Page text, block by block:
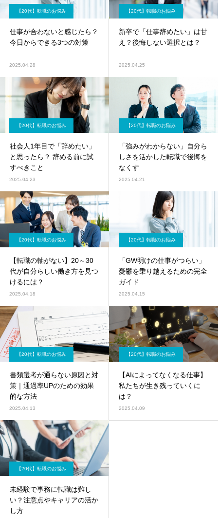
【20代】転職のお悩み
仕事が合わないと感じたら？
今日からできる3つの対策
2025.04.28
【20代】転職のお悩み
新卒で「仕事辞めたい」は甘
え？後悔しない選択とは？
2025.04.25
【20代】転職のお悩み
社会人1年目で「辞めたい」
と思ったら？ 辞める前に試
すべきこと
2025.04.23
【20代】転職のお悩み
「強みがわからない」自分ら
しさを活かした転職で後悔を
なくす
2025.04.21
【20代】転職のお悩み
【転職の軸がない】20～30
代が自分らしい働き方を見つ
けるには？
2025.04.18
【20代】転職のお悩み
「GW明けの仕事がつらい」
憂鬱を乗り越えるための完全
ガイド
2025.04.15
【20代】転職のお悩み
書類選考が通らない原因と対
策｜通過率UPのための効果
的な方法
2025.04.13
【20代】転職のお悩み
【AIによってなくなる仕事】
私たちが生き残っていくに
は？
2025.04.09
【20代】転職のお悩み
未経験で事務に転職は難し
い？注意点やキャリアの活か
し方